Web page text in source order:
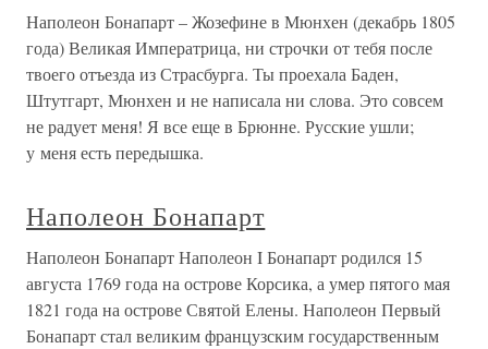
Наполеон Бонапарт – Жозефине в Мюнхен (декабрь 1805
года) Великая Императрица, ни строчки от тебя после
твоего отъезда из Страсбурга. Ты проехала Баден,
Штутгарт, Мюнхен и не написала ни слова. Это совсем
не радует меня! Я все еще в Брюнне. Русские ушли;
у меня есть передышка.
Наполеон Бонапарт
Наполеон Бонапарт Наполеон I Бонапарт родился 15
августа 1769 года на острове Корсика, а умер пятого мая
1821 года на острове Святой Елены. Наполеон Первый
Бонапарт стал великим французским государственным